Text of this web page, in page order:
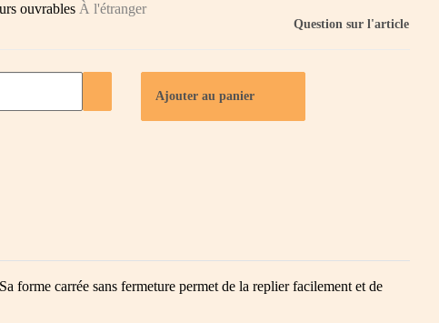
ouvrables À l'étranger
Question sur l'article
Ajouter au panier
forme carrée sans fermeture permet de la replier facilement et de